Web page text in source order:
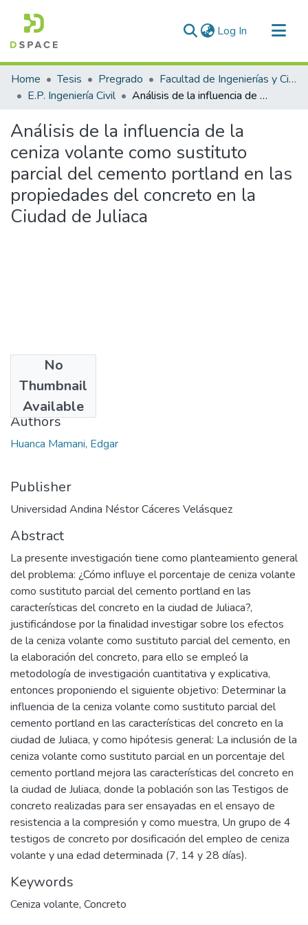
Log In (current)
Communities & Collections
All of DSpace
Home Tesis Pregrado
Facultad de Ingenierías y Ciencias Puras
E.P. Ingeniería Civil
Análisis de la influencia de la ceniza volante como sustituto parcial del cemento portland en las propiedades del concreto en la Ciudad de Juliaca
Análisis de la influencia de la
ceniza volante como sustituto
parcial del cemento portland en las
propiedades del concreto en la
Ciudad de Juliaca
No
Thumbnail
Available
2023
Authors
Huanca Mamani, Edgar
Publisher
Universidad Andina Néstor Cáceres Velásquez
Abstract
La presente investigación tiene como planteamiento general
del problema: ¿Cómo influye el porcentaje de ceniza volante
como sustituto parcial del cemento portland en las
características del concreto en la ciudad de Juliaca?,
justificándose por la finalidad investigar sobre los efectos
de la ceniza volante como sustituto parcial del cemento, en
la elaboración del concreto, para ello se empleó la
metodología de investigación cuantitativa y explicativa,
entonces proponiendo el siguiente objetivo: Determinar la
influencia de la ceniza volante como sustituto parcial del
cemento portland en las características del concreto en la
ciudad de Juliaca, y como hipótesis general: La inclusión de la
ceniza volante como sustituto parcial en un porcentaje del
cemento portland mejora las características del concreto en
la ciudad de Juliaca, donde la población son las Testigos de
concreto realizadas para ser ensayadas en el ensayo de
resistencia a la compresión y como muestra, Un grupo de 4
testigos de concreto por dosificación del empleo de ceniza
volante y una edad determinada (7, 14 y 28 días).
Keywords
Ceniza volante, Concreto